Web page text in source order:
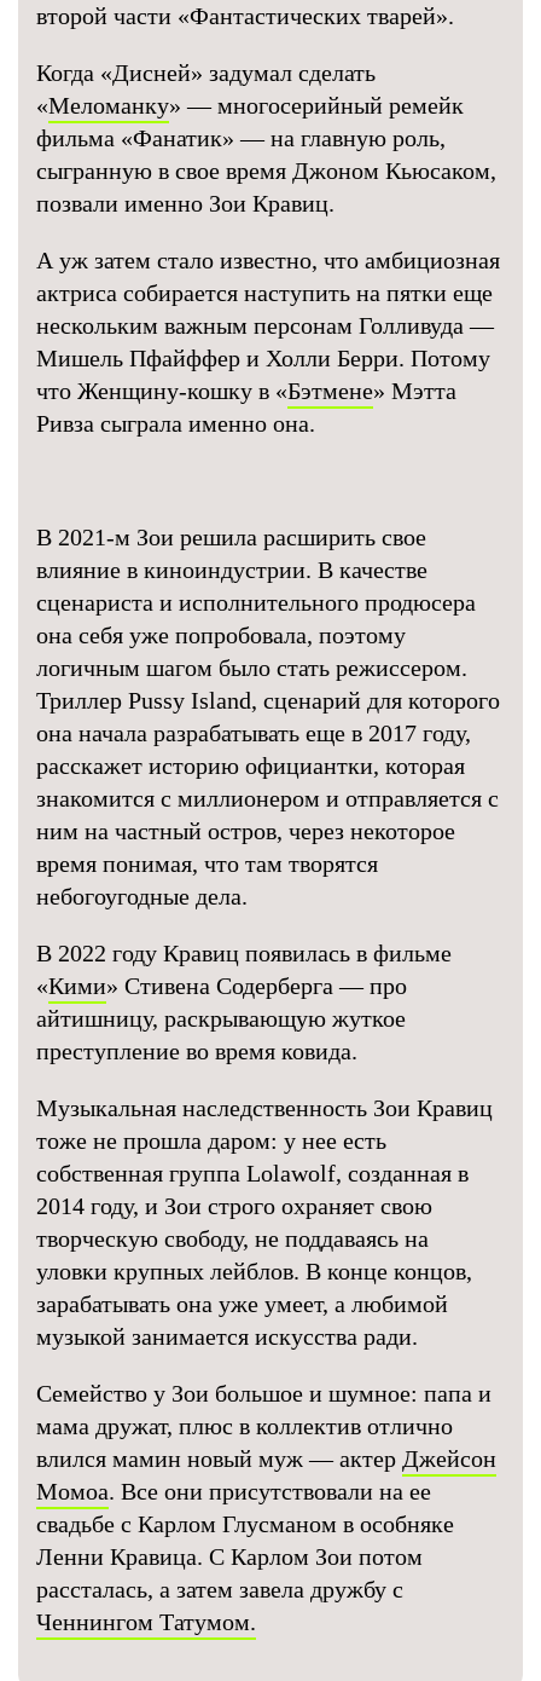
второй части «Фантастических тварей».
Когда «Дисней» задумал сделать
«Меломанку» — многосерийный ремейк
фильма «Фанатик» — на главную роль,
сыгранную в свое время Джоном Кьюсаком,
позвали именно Зои Кравиц.
А уж затем стало известно, что амбициозная
актриса собирается наступить на пятки еще
нескольким важным персонам Голливуда —
Мишель Пфайффер и Холли Берри. Потому
что Женщину-кошку в «Бэтмене» Мэтта
Ривза сыграла именно она.
В 2021-м Зои решила расширить свое
влияние в киноиндустрии. В качестве
сценариста и исполнительного продюсера
она себя уже попробовала, поэтому
логичным шагом было стать режиссером.
Триллер Pussy Island, сценарий для которого
она начала разрабатывать еще в 2017 году,
расскажет историю официантки, которая
знакомится с миллионером и отправляется с
ним на частный остров, через некоторое
время понимая, что там творятся
небогоугодные дела.
В 2022 году Кравиц появилась в фильме
«Кими» Стивена Содерберга — про
айтишницу, раскрывающую жуткое
преступление во время ковида.
Музыкальная наследственность Зои Кравиц
тоже не прошла даром: у нее есть
собственная группа Lolawolf, созданная в
2014 году, и Зои строго охраняет свою
творческую свободу, не поддаваясь на
уловки крупных лейблов. В конце концов,
зарабатывать она уже умеет, а любимой
музыкой занимается искусства ради.
Семейство у Зои большое и шумное: папа и
мама дружат, плюс в коллектив отлично
влился мамин новый муж — актер Джейсон
Момоа. Все они присутствовали на ее
свадьбе с Карлом Глусманом в особняке
Ленни Кравица. С Карлом Зои потом
рассталась, а затем завела дружбу с
Ченнингом Татумом.